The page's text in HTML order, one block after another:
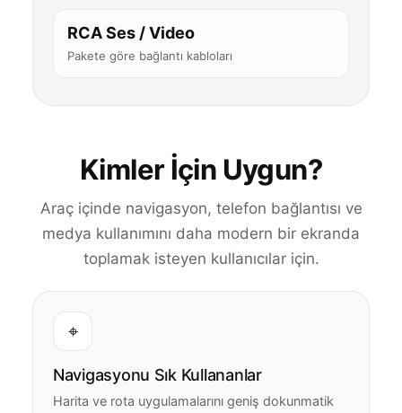
RCA Ses / Video
Pakete göre bağlantı kabloları
Kimler İçin Uygun?
Araç içinde navigasyon, telefon bağlantısı ve
medya kullanımını daha modern bir ekranda
toplamak isteyen kullanıcılar için.
⌖
Navigasyonu Sık Kullananlar
Harita ve rota uygulamalarını geniş dokunmatik